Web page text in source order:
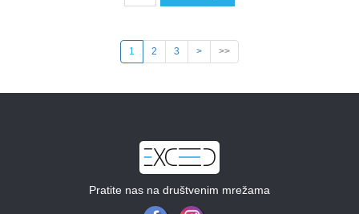
1 2 3 > >>
Pratite nas na društvenim mrežama